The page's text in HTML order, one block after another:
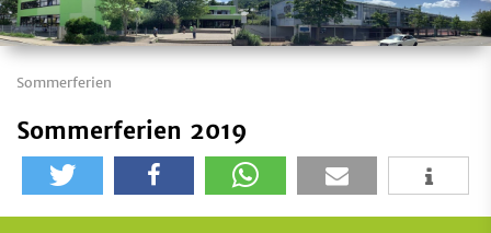
Sommerferien
Sommerferien 2019